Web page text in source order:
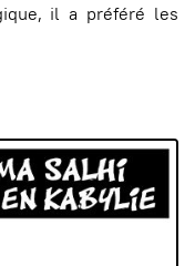
il a préféré les